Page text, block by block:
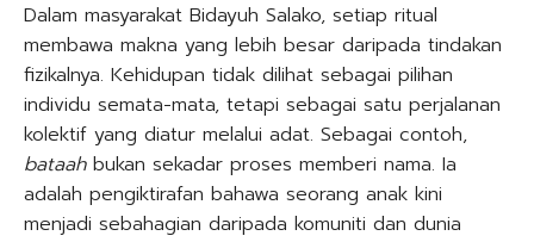
Dalam masyarakat Bidayuh Salako, setiap ritual
membawa makna yang lebih besar daripada tindakan
fizikalnya. Kehidupan tidak dilihat sebagai pilihan
individu semata-mata, tetapi sebagai satu perjalanan
kolektif yang diatur melalui adat. Sebagai contoh,
bataahbukan sekadar proses memberi nama. Ia
adalah pengiktirafan bahawa seorang anak kini
menjadi sebahagian daripada komuniti dan dunia